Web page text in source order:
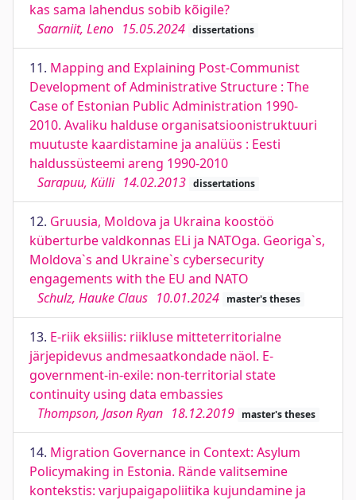
kas sama lahendus sobib kõigile?
Saarniit, Leno 15.05.2024 dissertations
11. Mapping and Explaining Post-Communist
Development of Administrative Structure : The
Case of Estonian Public Administration 1990-
2010. Avaliku halduse organisatsioonistruktuuri
muutuste kaardistamine ja analüüs : Eesti
haldussüsteemi areng 1990-2010
Sarapuu, Külli 14.02.2013 dissertations
12. Gruusia, Moldova ja Ukraina koostöö
küberturbe valdkonnas ELi ja NATOga. Georiga`s,
Moldova`s and Ukraine`s cybersecurity
engagements with the EU and NATO
Schulz, Hauke Claus 10.01.2024 master's theses
13. E-riik eksiilis: riikluse mitteterritorialne
järjepidevus andmesaatkondade näol. E-
government-in-exile: non-territorial state
continuity using data embassies
Thompson, Jason Ryan 18.12.2019 master's theses
14. Migration Governance in Context: Asylum
Policymaking in Estonia. Rände valitsemine
kontekstis: varjupaigapoliitika kujundamine ja